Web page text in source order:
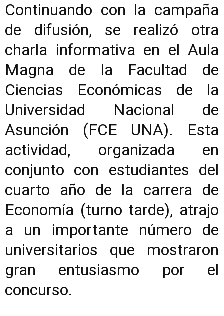
Continuando con la campaña
de difusión, se realizó otra
charla informativa en el Aula
Magna de la Facultad de
Ciencias Económicas de la
Universidad Nacional de
Asunción (FCE UNA). Esta
actividad, organizada en
conjunto con estudiantes del
cuarto año de la carrera de
Economía (turno tarde), atrajo
a un importante número de
universitarios que mostraron
gran entusiasmo por el
concurso.